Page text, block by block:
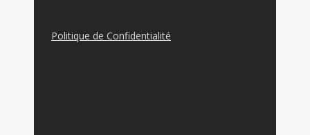
Politique de Confidentialité